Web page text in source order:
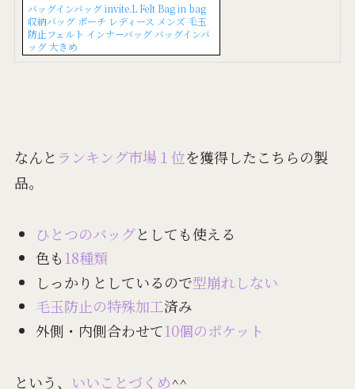
バッグインバッグ invite.L Felt Bag in bag
収納バッグ ポーチ レディース メンズ 毛玉
防止フェルト インナーバッグ バッグインバ
ッグ 大きめ
なんと ランキング市場１位を獲得したこちらの製
品。
ひとつのバッグとしても使える
色も18種類
しっかりとしているので型崩れしない
毛玉防止の特殊加工済み
外側・内側合わせて10個のポケット
という、 いいことづくめ^^